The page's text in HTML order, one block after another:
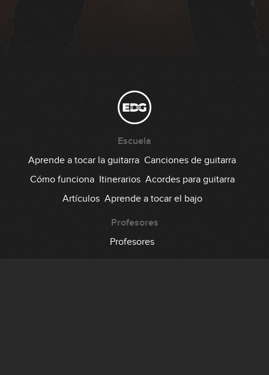
Escuela
Aprende a tocar la guitarra Canciones de guitarra
Cómo funciona Itinerarios Acordes para guitarra
Artículos Aprende a tocar el bajo
Profesores
Profesores